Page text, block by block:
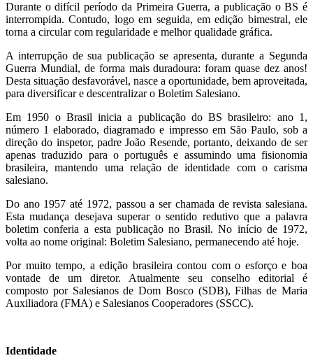
Durante o difícil período da Primeira Guerra, a publicação o BS é
interrompida. Contudo, logo em seguida, em edição bimestral, ele
torna a circular com regularidade e melhor qualidade gráfica.
A interrupção de sua publicação se apresenta, durante a Segunda
Guerra Mundial, de forma mais duradoura: foram quase dez anos!
Desta situação desfavorável, nasce a oportunidade, bem aproveitada,
para diversificar e descentralizar o Boletim Salesiano.
Em 1950 o Brasil inicia a publicação do BS brasileiro: ano 1,
número 1 elaborado, diagramado e impresso em São Paulo, sob a
direção do inspetor, padre João Resende, portanto, deixando de ser
apenas traduzido para o português e assumindo uma fisionomia
brasileira, mantendo uma relação de identidade com o carisma
salesiano.
Do ano 1957 até 1972, passou a ser chamada de revista salesiana.
Esta mudança desejava superar o sentido redutivo que a palavra
boletim conferia a esta publicação no Brasil. No início de 1972,
volta ao nome original: Boletim Salesiano, permanecendo até hoje.
Por muito tempo, a edição brasileira contou com o esforço e boa
vontade de um diretor. Atualmente seu conselho editorial é
composto por Salesianos de Dom Bosco (SDB), Filhas de Maria
Auxiliadora (FMA) e Salesianos Cooperadores (SSCC).
Identidade